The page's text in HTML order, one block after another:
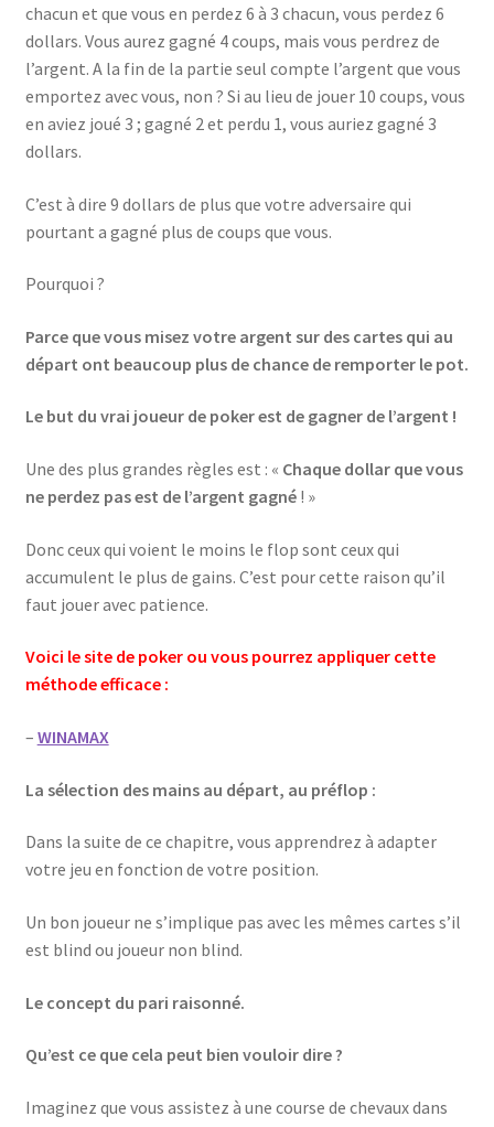
chacun et que vous en perdez 6 à 3 chacun, vous perdez 6
dollars. Vous aurez gagné 4 coups, mais vous perdrez de
l’argent. A la fin de la partie seul compte l’argent que vous
emportez avec vous, non ? Si au lieu de jouer 10 coups, vous
en aviez joué 3 ; gagné 2 et perdu 1, vous auriez gagné 3
dollars.
C’est à dire 9 dollars de plus que votre adversaire qui
pourtant a gagné plus de coups que vous.
Pourquoi ?
Parce que vous misez votre argent sur des cartes qui au
départ ont beaucoup plus de chance de remporter le pot.
Le but du vrai joueur de poker est de gagner de l’argent !
Une des plus grandes règles est : « Chaque dollar que vous
ne perdez pas est de l’argent gagné! »
Donc ceux qui voient le moins le flop sont ceux qui
accumulent le plus de gains. C’est pour cette raison qu’il
faut jouer avec patience.
Voici le site de poker ou vous pourrez appliquer cette
méthode efficace :
– WINAMAX
La sélection des mains au départ, au préflop :
Dans la suite de ce chapitre, vous apprendrez à adapter
votre jeu en fonction de votre position.
Un bon joueur ne s’implique pas avec les mêmes cartes s’il
est blind ou joueur non blind.
Le concept du pari raisonné.
Qu’est ce que cela peut bien vouloir dire ?
Imaginez que vous assistez à une course de chevaux dans